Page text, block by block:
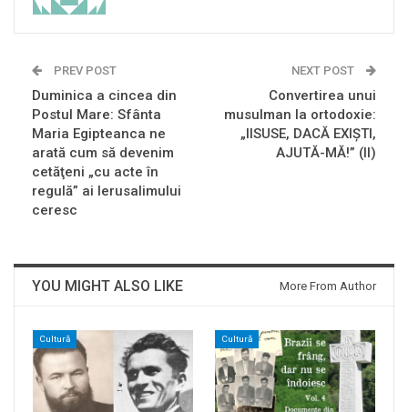
PREV POST
Duminica a cincea din
Postul Mare: Sfânta
Maria Egipteanca ne
arată cum să devenim
cetăţeni „cu acte în
regulă” ai Ierusalimului
ceresc
NEXT POST
Convertirea unui
musulman la ortodoxie:
„IISUSE, DACĂ EXIȘTI,
AJUTĂ-MĂ!” (II)
YOU MIGHT ALSO LIKE More From Author
Cultură Cultură